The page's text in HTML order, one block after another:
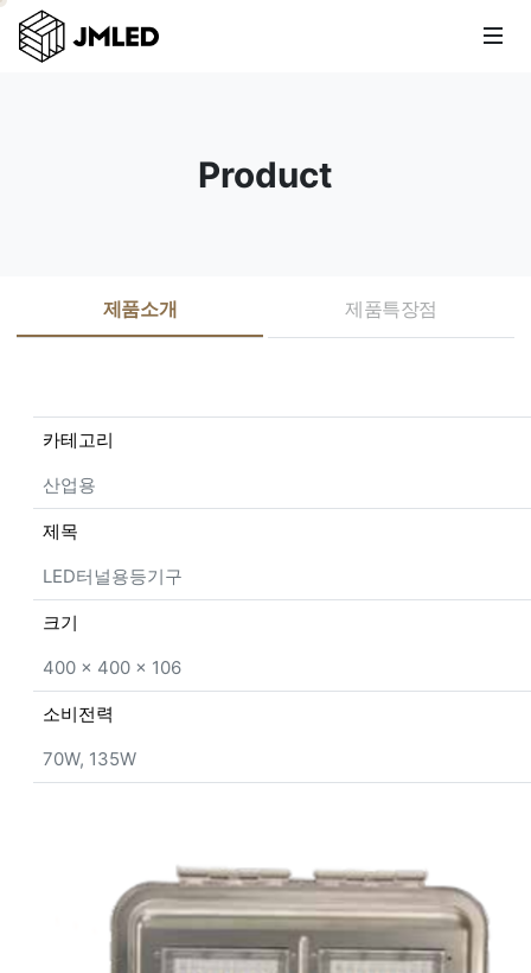
Product
제품소개 제품특장점
카테고리
산업용
제목
LED터널용등기구
크기
400 × 400 × 106
소비전력
70W, 135W